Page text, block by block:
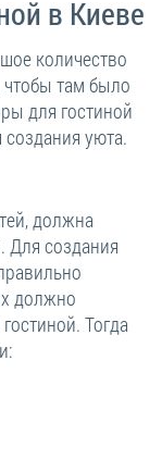
в Киеве
количество
там было
для гостиной
создания уюта.
должна
Для создания
должно
Тогда